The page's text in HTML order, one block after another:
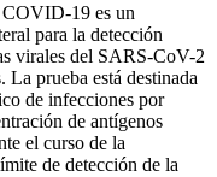
19 es un
para la detección
virales del SARS-CoV-2
La prueba está destinada
de infecciones por
de antígenos
el curso de la
de detección de la